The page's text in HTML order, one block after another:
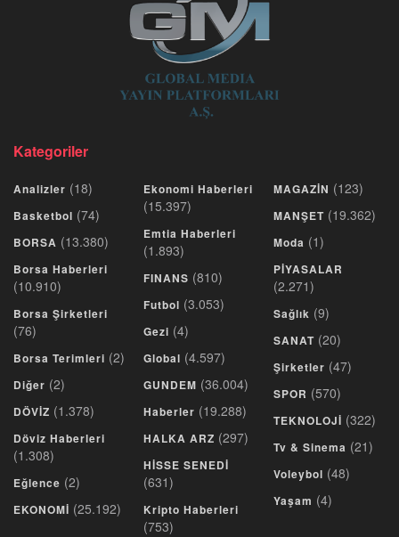
Kategoriler
Analizler (18)
Basketbol (74)
BORSA (13.380)
Borsa Haberleri
(10.910)
Borsa Şirketleri
(76)
Borsa Terimleri (2)
Diğer (2)
DÖVİZ (1.378)
Döviz Haberleri
(1.308)
Eğlence (2)
EKONOMİ (25.192)
Ekonomi Haberleri
(15.397)
Emtia Haberleri
(1.893)
FINANS (810)
Futbol (3.053)
Gezi (4)
Global (4.597)
GUNDEM (36.004)
Haberler (19.288)
HALKA ARZ (297)
HİSSE SENEDİ
(631)
Kripto Haberleri
(753)
MAGAZİN (123)
MANŞET (19.362)
Moda (1)
PİYASALAR
(2.271)
Sağlık (9)
SANAT (20)
Şirketler (47)
SPOR (570)
TEKNOLOJİ (322)
Tv & Sinema (21)
Voleybol (48)
Yaşam (4)